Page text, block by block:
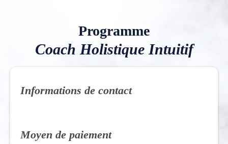
Programme
Coach Holistique Intuitif
Informations de contact
Moyen de paiement